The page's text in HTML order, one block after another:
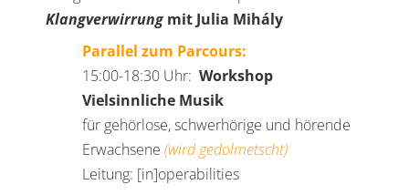
Klangverwirrungmit Julia Mihály
Parallel zum Parcours:
15:00-18:30 Uhr: Workshop
Vielsinnliche Musik
für gehörlose, schwerhörige und hörende
Erwachsene (wird gedolmetscht)
Leitung: [in]operabilities